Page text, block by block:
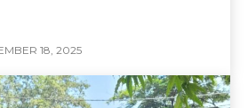
18, 2025